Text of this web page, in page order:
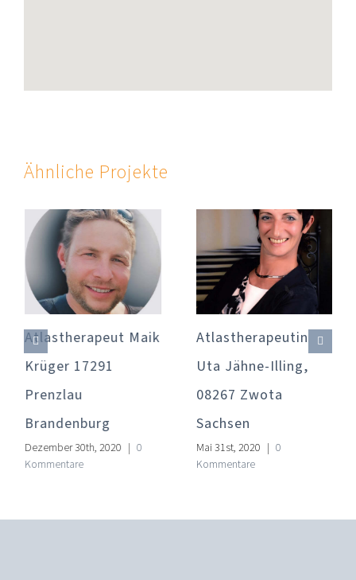
Ähnliche Projekte
Atlastherapeut Maik
Krüger 17291
Prenzlau
Brandenburg
Dezember 30th, 2020 | 0
Kommentare
Atlastherapeutin
Uta Jähne-Illing,
08267 Zwota
Sachsen
Mai 31st, 2020 | 0
Kommentare